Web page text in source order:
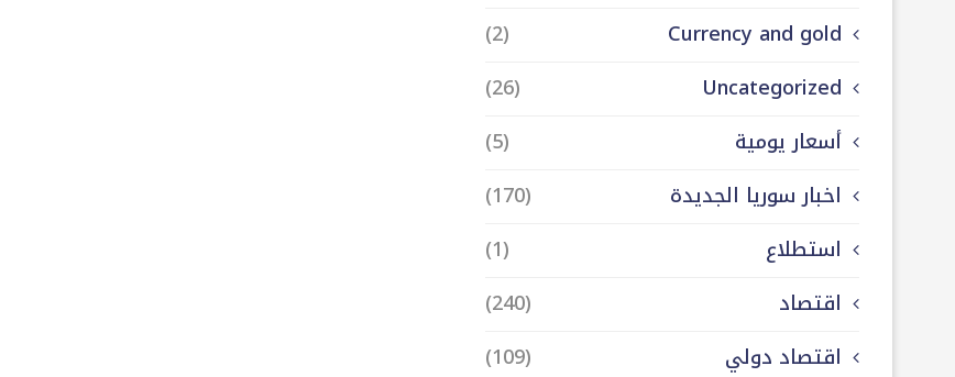
Currency and gold
(2)
Uncategorized
(26)
أسعار يومية
(5)
اخبار سوريا الجديدة
(170)
استطلاع
(1)
اقتصاد
(240)
اقتصاد دولي
(109)